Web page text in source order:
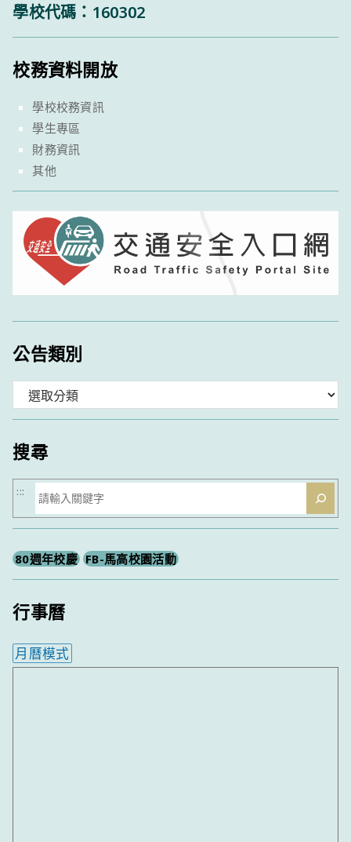
學校代碼：160302
校務資料開放
學校校務資訊
學生專區
財務資訊
其他
公告類別
類
搜尋
搜
尋
:::
80週年校慶 FB-馬高校園活動
行事曆
月曆模式